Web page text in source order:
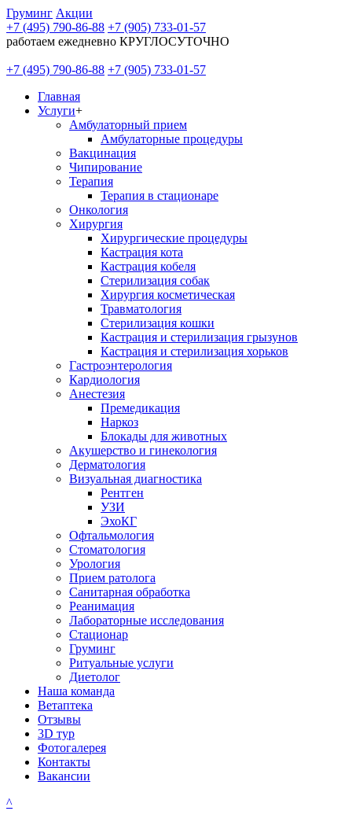
Груминг Акции
+7 (495) 790-86-88 +7 (905) 733-01-57
работаем ежедневно КРУГЛОСУТОЧНО
+7 (495) 790-86-88 +7 (905) 733-01-57
Главная
Услуги+
Амбулаторный прием
Амбулаторные процедуры
Вакцинация
Чипирование
Терапия
Терапия в стационаре
Онкология
Хирургия
Хирургические процедуры
Кастрация кота
Кастрация кобеля
Стерилизация собак
Хирургия косметическая
Травматология
Стерилизация кошки
Кастрация и стерилизация грызунов
Кастрация и стерилизация хорьков
Гастроэнтерология
Кардиология
Анестезия
Премедикация
Наркоз
Блокады для животных
Акушерство и гинекология
Дерматология
Визуальная диагностика
Рентген
УЗИ
ЭхоКГ
Офтальмология
Стоматология
Урология
Прием ратолога
Санитарная обработка
Реанимация
Лабораторные исследования
Стационар
Груминг
Ритуальные услуги
Диетолог
Наша команда
Ветаптека
Отзывы
3D тур
Фотогалерея
Контакты
Вакансии
^